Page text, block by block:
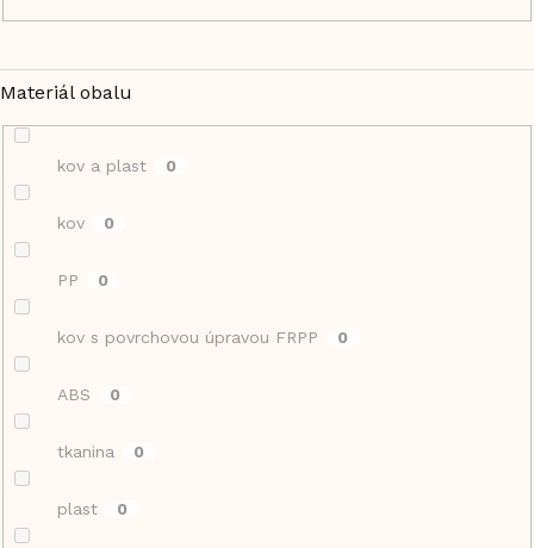
Materiál obalu
kov a plast 0
kov 0
PP 0
kov s povrchovou úpravou FRPP 0
ABS 0
tkanina 0
plast 0